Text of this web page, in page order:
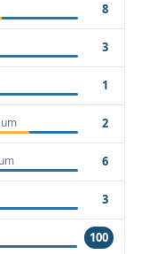
8
3
1
2
6
3
100